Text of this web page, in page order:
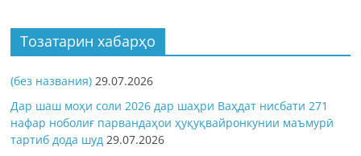
Тозатарин хабарҳо
(без названия) 29.07.2026
Дар шаш моҳи соли 2026 дар шаҳри Ваҳдат нисбати 271
нафар ноболиғ парвандаҳои ҳуқуқвайронкунии маъмурӣ
тартиб дода шуд 29.07.2026